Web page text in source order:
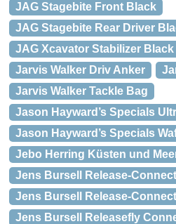
JAG Stagebite Front Black
JAG Stagebite Rear Driver
JAG Xcavator Stabilizer Black
Jarvis Walker Driv Anker
Jarvis Walker Tackle Bag
Jason Hayward’s Specials
Jason Hayward’s Specials
Jebo Herring Küsten und
Jens Bursell Release-
Jens Bursell Release-
Jens Bursell Releasefly